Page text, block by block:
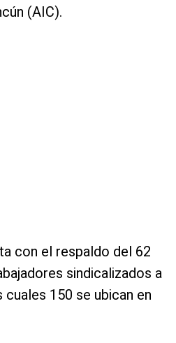
(AIC).
con el respaldo del 62
sindicalizados a
cuales 150 se ubican en